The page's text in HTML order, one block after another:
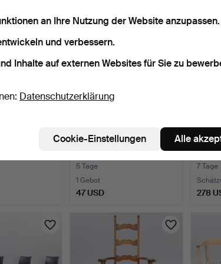
RICHARD NISSEN. (1928-
5 Tage
1 Gebot
47 USD
späten
7 Tage
278
an Ihre Nutzung der Website anzupassen.
und verbessern.
Inhalte auf externen Websites für Sie zu
Datenschutzerklärung
Cookie-Einstellungen Alle